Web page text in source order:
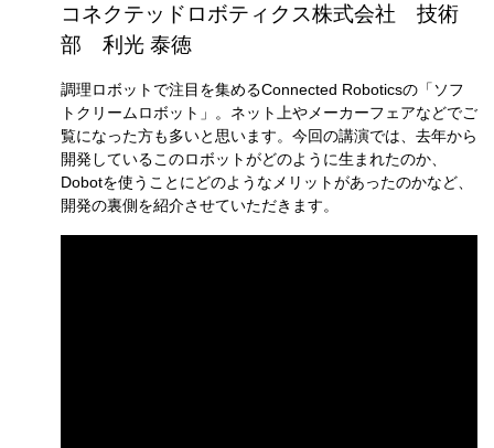
コネクテッドロボティクス株式会社 技術
部 利光 泰徳
調理ロボットで注目を集めるConnected Roboticsの「ソフ
トクリームロボット」。ネット上やメーカーフェアなどでご
覧になった方も多いと思います。今回の講演では、去年から
開発しているこのロボットがどのように生まれたのか、
Dobotを使うことにどのようなメリットがあったのかなど、
開発の裏側を紹介させていただきます。